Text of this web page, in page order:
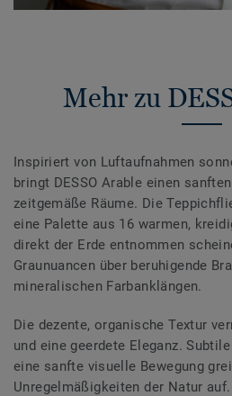
Mehr zu
Inspiriert von Luftaufnahmen
bringt DESSO Arable einen
zeitgemäße Räume. Die
eine Palette aus 16 warmen,
direkt der Erde entnommen
Graunuancen über beruhigende
mineralischen Farbanklängen.
Die dezente, organische Textur
und eine geerdete Eleganz.
eine sanfte visuelle Bewegung
Unregelmäßigkeiten der Natur